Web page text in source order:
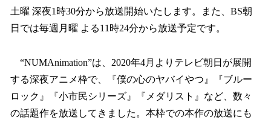
土曜 深夜1時30分から放送開始いたします。また、BS朝
日では毎週月曜 よる11時24分から放送予定です。
“NUMAnimation”は、2020年4月よりテレビ朝日が展開
する深夜アニメ枠で、『僕の心のヤバイやつ』『ブルー
ロック』『小市民シリーズ』『メダリスト』など、数々
の話題作を放送してきました。本枠での本作の放送にも